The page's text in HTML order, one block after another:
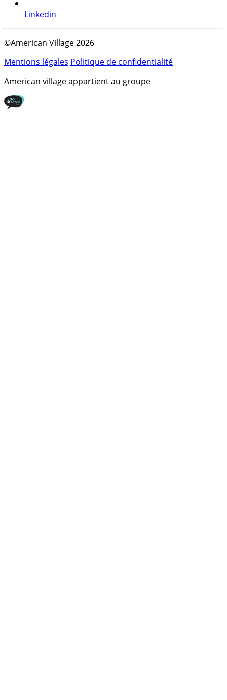
Linkedin
©American Village 2026
Mentions légales Politique de confidentialité
American village appartient au groupe